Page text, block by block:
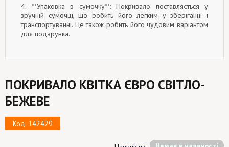
4. **Упаковка в сумочку**: Покривало поставляється у
зручній сумочці, що робить його легким у зберіганні і
транспортуванні. Це також робить його чудовим варіантом
для подарунка.
ПОКРИВАЛО КВІТКА ЄВРО СВІТЛО-
БЕЖЕВЕ
Код: 142429